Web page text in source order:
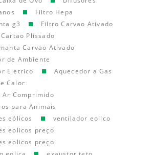
Filtro Hepa
g3
Filtro Carvao Ativado
Plissado
Carvao Ativado
de Ambiente
Eletrico
Aquecedor a Gas
Calor
Ar Comprimido
para Animais
eólicos
ventilador eolico
eolicos preço
eolicos preço